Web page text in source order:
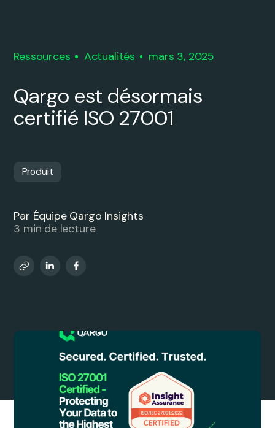
Ressources Actualités mars 3, 2025
Qargo est désormais
certifié ISO 27001
Produit
Par Équipe Qargo Insights
3 min de lecture